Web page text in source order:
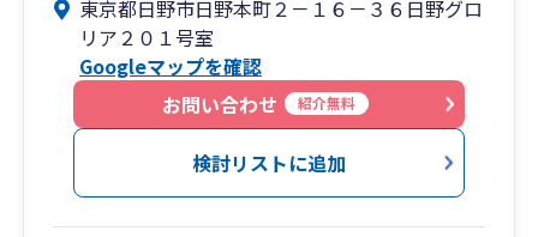
東京都日野市日野本町２－１６－３６日野グロ
リア２０１号室
Googleマップを確認
お問い合わせ
紹介無料
検討リストに追加